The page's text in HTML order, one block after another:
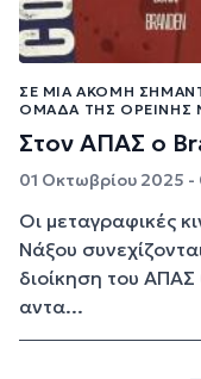
ΣΕ ΜΊΑ ΑΚΌΜΗ
ΟΜΆΔΑ ΤΗΣ ΟΡΕΙΝΉΣ
Στον ΑΠΑΣ ο
01 Οκτωβρίου 2025 -
Οι μεταγραφικές
Νάξου
διοίκηση του
αντα...